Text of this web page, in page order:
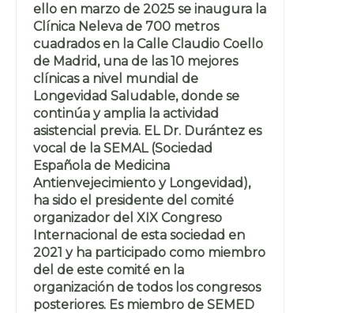
ello en marzo de 2025 se inaugura la
Clínica Neleva de 700 metros
cuadrados en la Calle Claudio Coello
de Madrid, una de las 10 mejores
clínicas a nivel mundial de
Longevidad Saludable, donde se
continúa y amplia la actividad
asistencial previa. EL Dr. Durántez es
vocal de la SEMAL (Sociedad
Española de Medicina
Antienvejecimiento y Longevidad),
ha sido el presidente del comité
organizador del XIX Congreso
Internacional de esta sociedad en
2021 y ha participado como miembro
del de este comité en la
organización de todos los congresos
posteriores. Es miembro de SEMED